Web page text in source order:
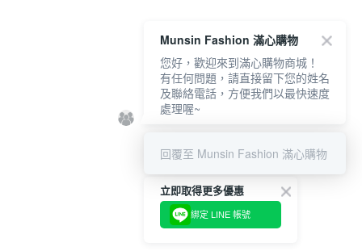
立即取得更多優惠
綁定 LINE 帳號
Munsin Fashion 滿心購物
您好，歡迎來到滿心購物商城！
有任何問題，請直接留下您的姓名
及聯絡電話，方便我們以最快速度
處理喔~
回覆至 Munsin Fashion 滿心購物